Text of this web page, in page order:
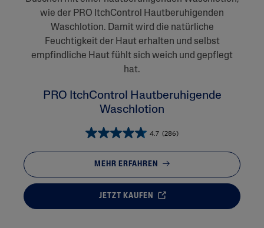
wie der PRO ItchControl Hautberuhigenden
Waschlotion. Damit wird die natürliche
Feuchtigkeit der Haut erhalten und selbst
empfindliche Haut fühlt sich weich und gepflegt
hat.
PRO ItchControl Hautberuhigende
Waschlotion
4.7 (286)
MEHR ERFAHREN
JETZT KAUFEN